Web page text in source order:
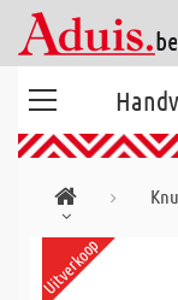
Uitverkoop